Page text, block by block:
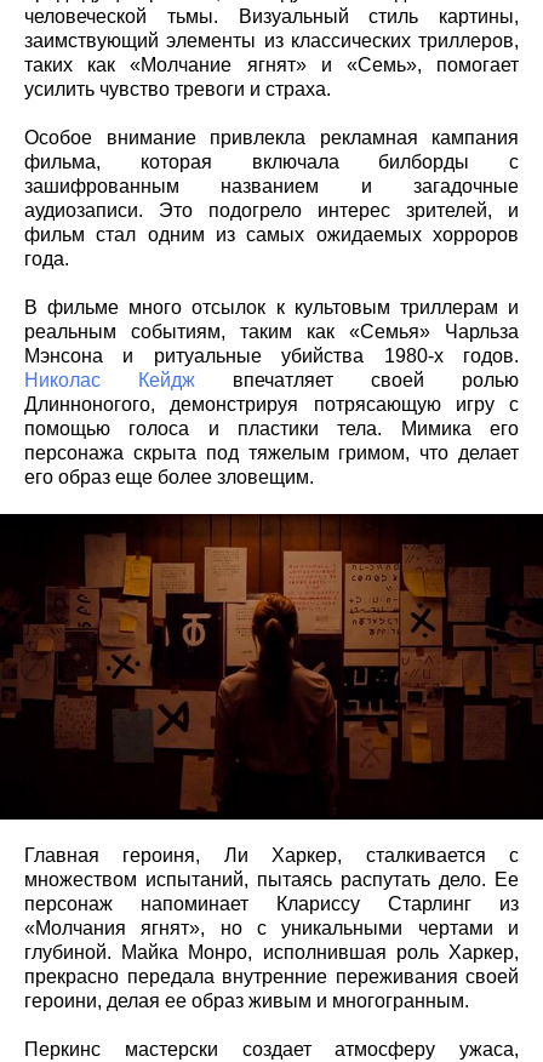
человеческой тьмы. Визуальный стиль картины,
заимствующий элементы из классических триллеров,
таких как «Молчание ягнят» и «Семь», помогает
усилить чувство тревоги и страха.
Особое внимание привлекла рекламная кампания
фильма, которая включала билборды с
зашифрованным названием и загадочные
аудиозаписи. Это подогрело интерес зрителей, и
фильм стал одним из самых ожидаемых хорроров
года.
В фильме много отсылок к культовым триллерам и
реальным событиям, таким как «Семья» Чарльза
Мэнсона и ритуальные убийства 1980-х годов.
Николас Кейдж впечатляет своей ролью
Длинноногого, демонстрируя потрясающую игру с
помощью голоса и пластики тела. Мимика его
персонажа скрыта под тяжелым гримом, что делает
его образ еще более зловещим.
Главная героиня, Ли Харкер, сталкивается с
множеством испытаний, пытаясь распутать дело. Ее
персонаж напоминает Клариссу Старлинг из
«Молчания ягнят», но с уникальными чертами и
глубиной. Майка Монро, исполнившая роль Харкер,
прекрасно передала внутренние переживания своей
героини, делая ее образ живым и многогранным.
Перкинс мастерски создает атмосферу ужаса,